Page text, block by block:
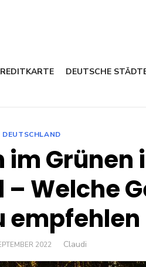
DEUTSCHE
DEUTSCHLAND
im Grünen
Welche
empfehlen
2022 Author
Claudi